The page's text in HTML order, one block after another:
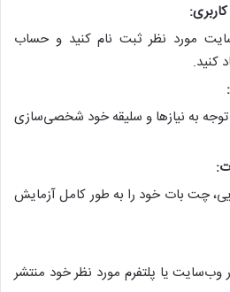
مورد نظر ثبت نام کنید و حساب
کنید.
به نیازها و سلیقه خود شخصی‌سازی
چت بات خود را به طور کامل آزمایش
یا پلتفرم مورد نظر خود منتشر